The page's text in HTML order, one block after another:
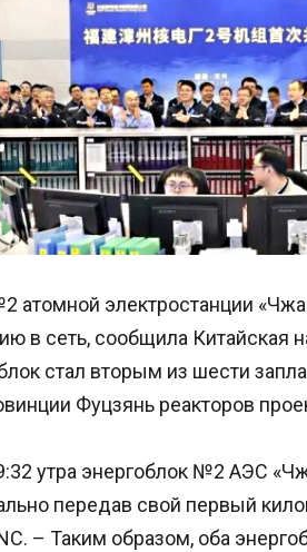
атомной электростанции
в сеть, сообщила Китайская
стал вторым из шести
Фуцзянь реакторов
утра энергоблок №2 АЭС
передав свой первый
– Таким образом, оба